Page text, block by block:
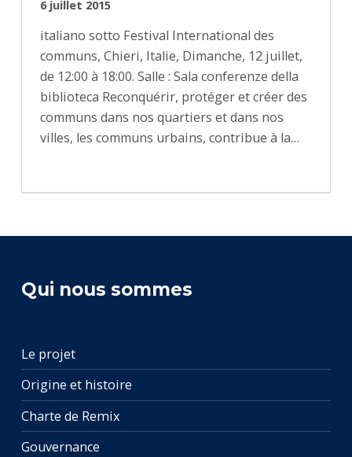
PUBLIÉ SUR :
6 juillet 2015
italiano sotto Festival International des
communs, Chieri, Italie, Dimanche, 12 juillet,
de 12:00 à 18:00. Salle : Sala conferenze della
biblioteca Reconquérir, protéger et créer des
communs dans nos quartiers et dans nos
villes, les communs urbains, contribue à la…
Qui nous sommes
Le projet
Origine et histoire
Charte de Remix
Gouvernance